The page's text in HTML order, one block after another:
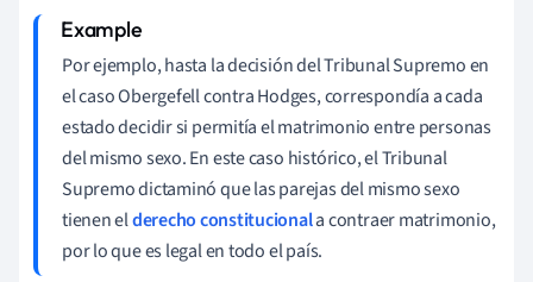
Por ejemplo, hasta la decisión del Tribunal Supremo en
el caso Obergefell contra Hodges, correspondía a cada
estado decidir si permitía el matrimonio entre personas
del mismo sexo. En este caso histórico, el Tribunal
Supremo dictaminó que las parejas del mismo sexo
tienen elderecho constitucionala contraer matrimonio,
por lo que es legal en todo el país.